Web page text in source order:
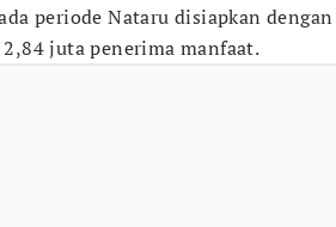
periode Nataru disiapkan dengan
juta penerima manfaat.